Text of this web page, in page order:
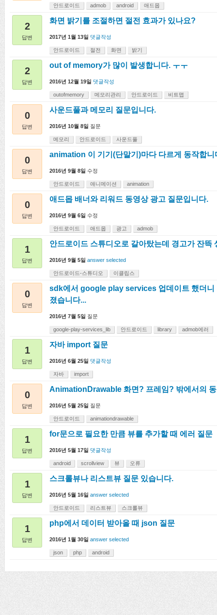
안드로이드 admob android 애드몹
2
답변
화면 밝기를 조절하면 절전 효과가 있나요?
2017년 1월 13일 댓글작성
안드로이드 절전 화면 밝기
2
답변
out of memory가 많이 발생합니다. ㅜㅜ
2016년 12월 19일 댓글작성
outofmemory 메모리관리 안드로이드 비트맵
0
답변
사운드풀과 메모리 질문입니다.
2016년 10월 8일 질문
메모리 안드로이드 사운드풀
0
답변
animation 이 기기(단말기)마다 다르게 동작합니
2016년 9월 8일 수정
안드로이드 애니메이션 animation
0
답변
애드몹 배너와 리워드 동영상 광고 질문입니다.
2016년 9월 6일 수정
안드로이드 애드몹 광고 admob
1
답변
안드로이드 스튜디오로 갈아탔는데 경고가 잔뜩
2016년 9월 5일 answer selected
안드로이드-스튜디오 이클립스
0
답변
sdk에서 google play services 업데이트 했더니
졌습니다...
2016년 7월 5일 질문
google-play-services_lib 안드로이드 library admob에러
1
답변
자바 import 질문
2016년 6월 25일 댓글작성
자바 import
0
답변
AnimationDrawable 화면? 프레임? 밖에서의
2016년 5월 25일 질문
안드로이드 animationdrawable
1
답변
for문으로 필요한 만큼 뷰를 추가할 때 에러 질문
2016년 5월 17일 댓글작성
android scrollview 뷰 오류
1
답변
스크롤뷰나 리스트뷰 질문 있습니다.
2016년 5월 16일 answer selected
안드로이드 리스트뷰 스크롤뷰
1
답변
php에서 데이터 받아올 때 json 질문
2016년 1월 30일 answer selected
json php android